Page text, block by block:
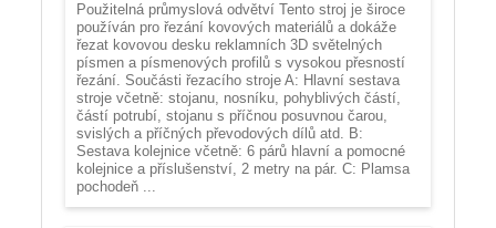
Použitelná průmyslová odvětví Tento stroj je široce
používán pro řezání kovových materiálů a dokáže
řezat kovovou desku reklamních 3D světelných
písmen a písmenových profilů s vysokou přesností
řezání. Součásti řezacího stroje A: Hlavní sestava
stroje včetně: stojanu, nosníku, pohyblivých částí,
částí potrubí, stojanu s příčnou posuvnou čarou,
svislých a příčných převodových dílů atd. B:
Sestava kolejnice včetně: 6 párů hlavní a pomocné
kolejnice a příslušenství, 2 metry na pár. C: Plamsa
pochodeň ...